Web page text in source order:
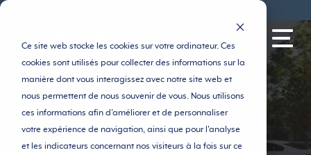
Ce site web stocke les cookies sur votre ordinateur. Ces
cookies sont utilisés pour collecter des informations sur la
manière dont vous interagissez avec notre site web et
nous permettent de nous souvenir de vous. Nous utilisons
ces informations afin d'améliorer et de personnaliser
votre expérience de navigation, ainsi que pour l'analyse
et les indicateurs concernant nos visiteurs à la fois sur ce
Contactez-
nous